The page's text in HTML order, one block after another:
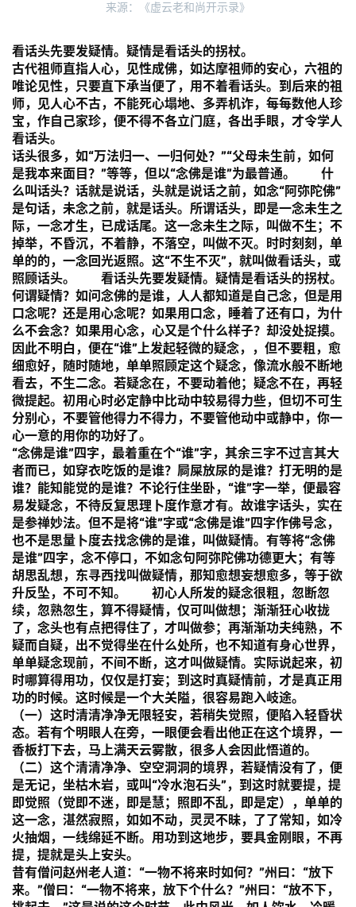
资
讯
八
点
僧
音
高
僧
访
谈
心
来源：《虚云老和尚开示录》
看话头先要发疑情。疑情是看话头的拐杖。
古代祖师直指人心，见性成佛，如达摩祖师的安心，六祖的
唯论见性，只要直下承当便了，用不着看话头。到后来的祖
师，见人心不古，不能死心塌地、多弄机诈，每每数他人珍
宝，作自己家珍，便不得不各立门庭，各出手眼，才令学人
看话头。
话头很多，如“万法归一、一归何处？”“父母未生前，如何
是我本来面目？”等等，但以“念佛是谁”为最普通。
什
么叫话头？话就是说话，头就是说话之前，如念“阿弥陀佛”
是句话，未念之前，就是话头。所谓话头，即是一念未生之
际，一念才生，已成话尾。这一念未生之际，叫做不生；不
掉举，不昏沉，不着静，不落空，叫做不灭。时时刻刻，单
单的的，一念回光返照。这“不生不灭”，就叫做看话头，或
照顾话头。
看话头先要发疑情。疑情是看话头的拐杖。
何谓疑情？如问念佛的是谁，人人都知道是自己念，但是用
口念呢？还是用心念呢？如果用口念，睡着了还有口，为什
么不会念？如果用心念，心又是个什么样子？却没处捉摸。
因此不明白，便在“谁”上发起轻微的疑念，，但不要粗，愈
细愈好，随时随地，单单照顾定这个疑念，像流水般不断地
看去，不生二念。若疑念在，不要动着他；疑念不在，再轻
微提起。初用心时必定静中比动中较易得力些，但切不可生
分别心，不要管他得力不得力，不要管他动中或静中，你一
心一意的用你的功好了。
“念佛是谁”四字，最着重在个“谁”字，其余三字不过言其大
者而已，如穿衣吃饭的是谁？屙屎放尿的是谁？打无明的是
谁？能知能觉的是谁？不论行住坐卧，“谁”字一举，便最容
易发疑念，不待反复思理卜度作意才有。故谁字话头，实在
是参禅妙法。但不是将“谁”字或“念佛是谁”四字作佛号念，
也不是思量卜度去找念佛的是谁，叫做疑情。有等将“念佛
是谁”四字，念不停口，不如念句阿弥陀佛功德更大；有等
胡思乱想，东寻西找叫做疑情，那知愈想妄想愈多，等于欲
升反坠，不可不知。
初心人所发的疑念很粗，忽断忽
续，忽熟忽生，算不得疑情，仅可叫做想；渐渐狂心收拢
了，念头也有点把得住了，才叫做参；再渐渐功夫纯熟，不
疑而自疑，出不觉得坐在什么处所，也不知道有身心世界，
单单疑念现前，不间不断，这才叫做疑情。实际说起来，初
时哪算得用功，仅仅是打妄；到这时真疑情前，才是真正用
功的时候。这时候是一个大关隘，很容易跑入岐途。
（一）这时清清净净无限轻安，若稍失觉照，便陷入轻昏状
态。若有个明眼人在旁，一眼便会看出他正在这个境界，一
香板打下去，马上满天云雾散，很多人会因此悟道的。
（二）这个清清净净、空空洞洞的境界，若疑情没有了，便
是无记，坐枯木岩，或叫“冷水泡石头”，到这时就要提，提
即觉照（觉即不迷，即是慧；照即不乱，即是定），单单的
这一念，湛然寂照，如如不动，灵灵不昧，了了常知，如冷
火抽烟，一线绵延不断。用功到这地步，要具金刚眼，不再
提，提就是头上安头。
昔有僧问赵州老人道：“一物不将来时如何？”州曰：“放下
来。”僧曰：“一物不将来，放下个什么？”州曰：“放不下，